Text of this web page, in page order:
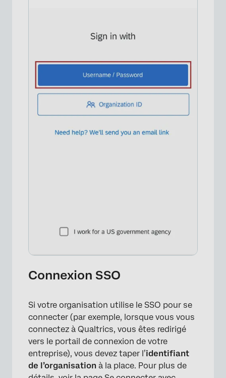
Connexion SSO
Si votre organisation utilise le SSO pour se
connecter (par exemple, lorsque vous vous
connectez à Qualtrics, vous êtes redirigé
vers le portail de connexion de votre
entreprise), vous devez taper l’identifiant
de l’organisation à la place. Pour plus de